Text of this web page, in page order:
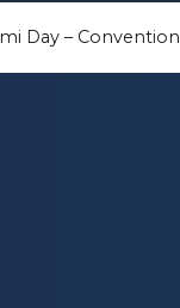
Day – Convention